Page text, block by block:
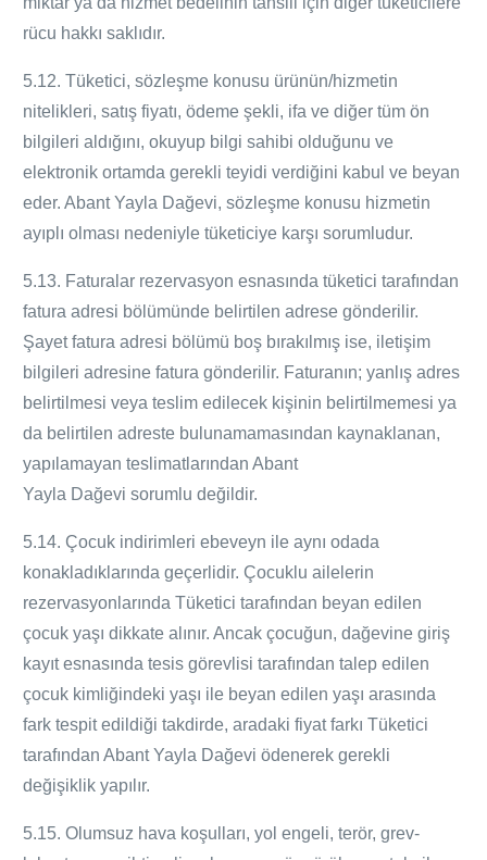
rücu hakkı saklıdır.
5.12. Tüketici, sözleşme konusu ürünün/hizmetin
nitelikleri, satış fiyatı, ödeme şekli, ifa ve diğer tüm ön
bilgileri aldığını, okuyup bilgi sahibi olduğunu ve
elektronik ortamda gerekli teyidi verdiğini kabul ve beyan
eder. Abant Yayla Dağevi, sözleşme konusu hizmetin
ayıplı olması nedeniyle tüketiciye karşı sorumludur.
5.13. Faturalar rezervasyon esnasında tüketici tarafından
fatura adresi bölümünde belirtilen adrese gönderilir.
Şayet fatura adresi bölümü boş bırakılmış ise, iletişim
bilgileri adresine fatura gönderilir. Faturanın; yanlış adres
belirtilmesi veya teslim edilecek kişinin belirtilmemesi ya
da belirtilen adreste bulunamamasından kaynaklanan,
yapılamayan teslimatlarından Abant
Yayla Dağevi sorumlu değildir.
5.14. Çocuk indirimleri ebeveyn ile aynı odada
konakladıklarında geçerlidir. Çocuklu ailelerin
rezervasyonlarında Tüketici tarafından beyan edilen
çocuk yaşı dikkate alınır. Ancak çocuğun, dağevine giriş
kayıt esnasında tesis görevlisi tarafından talep edilen
çocuk kimliğindeki yaşı ile beyan edilen yaşı arasında
fark tespit edildiği takdirde, aradaki fiyat farkı Tüketici
tarafından Abant Yayla Dağevi ödenerek gerekli
değişiklik yapılır.
5.15. Olumsuz hava koşulları, yol engeli, terör, grev-